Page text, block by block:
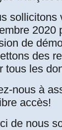
sollicitons
2020
de
des
tous les
nous à
accès!
de nous